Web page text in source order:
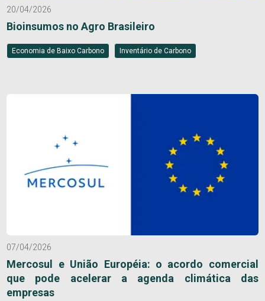
20/04/2026
Bioinsumos no Agro Brasileiro
Economia de Baixo Carbono Inventário de Carbono
07/04/2026
Mercosul e União Européia: o acordo comercial
que pode acelerar a agenda climática das
empresas